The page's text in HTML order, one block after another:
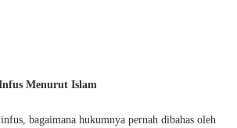
Menurut Islam
bagaimana hukumnya pernah dibahas oleh